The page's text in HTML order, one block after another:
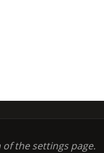
the settings page.